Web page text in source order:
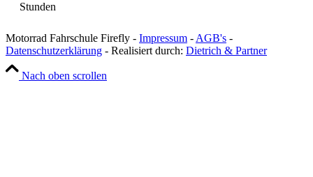
Stunden
Motorrad Fahrschule Firefly - Impressum -AGB's -
Datenschutzerklärung - Realisiert durch: Dietrich & Partner
Nach oben scrollen